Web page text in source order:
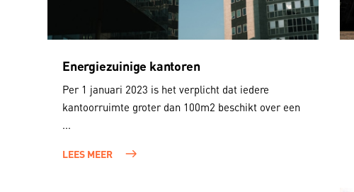
Energiezuinige kantoren
Per 1 januari 2023 is het verplicht dat iedere
kantoorruimte groter dan 100m2 beschikt over een
...
LEES MEER